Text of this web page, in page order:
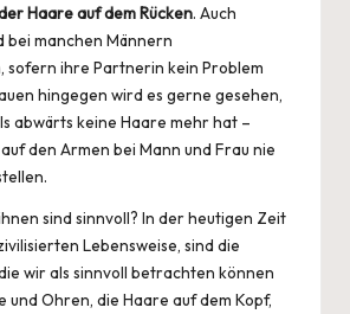
Haare auf dem Rücken. Auch
bei manchen Männern
sofern ihre Partnerin kein Problem
hingegen wird es gerne gesehen,
abwärts keine Haare mehr hat –
den Armen bei Mann und Frau nie
sind sinnvoll? In der heutigen Zeit
Lebensweise, sind die
wir als sinnvoll betrachten können
und Ohren, die Haare auf dem Kopf,